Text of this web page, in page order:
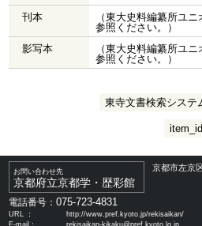
刊本
（東大史料編纂所ユ
参照ください。）
影写本
（東大史料編纂所ユ
参照ください。）
東寺文書検索システ
item_id
お問い合わせ先
京都府立京都学・歴彩館
京都市左京
電話番号：075-723-4831
URL ：
http://www.pref.kyoto.jp/rekisaikan/
E-mail：
rekisaikan-kikaku@pref.kyoto.lg.jp